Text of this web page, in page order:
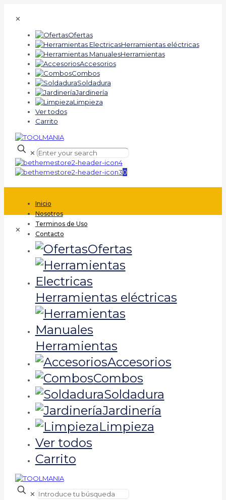
✕
Ofertas
Herramientas eléctricas
Herramientas
Accesorios
Combos
Soldadura
Jardinería
Limpieza
Ver todos
Carrito
✕
0
Inicio
Nosotros
Terminos de Uso
Contacto
✕
Ofertas
Herramientas eléctricas
Herramientas
Accesorios
Combos
Soldadura
Jardinería
Limpieza
Ver todos
Carrito
✕